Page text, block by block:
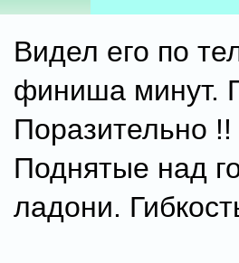
Видел его по
финиша минут.
Поразительно
Поднятые над
ладони.